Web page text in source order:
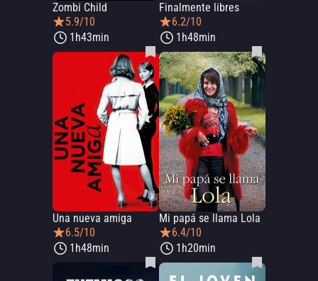
Zombi Child
5.9/10
1h43min
Finalmente libres
6.2/10
1h48min
Una nueva amiga
6.5/10
1h48min
Mi papá se llama Lola
6.4/10
1h20min